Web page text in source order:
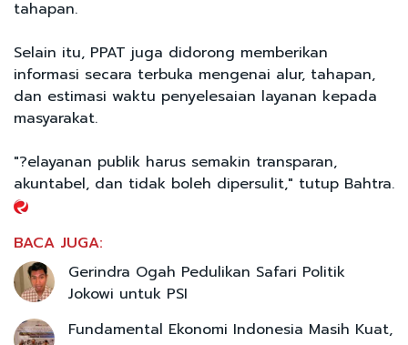
tahapan.
Selain itu, PPAT juga didorong memberikan
informasi secara terbuka mengenai alur, tahapan,
dan estimasi waktu penyelesaian layanan kepada
masyarakat.
"?elayanan publik harus semakin transparan,
akuntabel, dan tidak boleh dipersulit," tutup Bahtra.
BACA JUGA:
Gerindra Ogah Pedulikan Safari Politik
Jokowi untuk PSI
Fundamental Ekonomi Indonesia Masih Kuat,